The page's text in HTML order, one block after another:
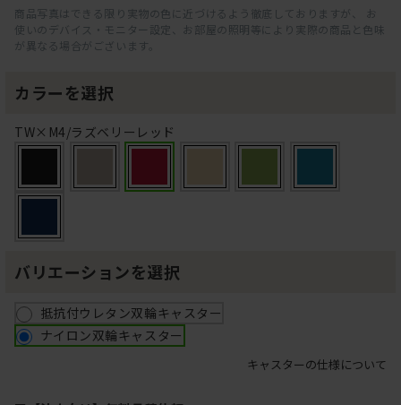
商品写真はできる限り実物の色に近づけるよう徹底しておりますが、 お
使いのデバイス・モニター設定、お部屋の照明等により実際の商品と色味
が異なる場合がございます。
カラーを選択
TW×M4/ラズベリーレッド
バリエーションを選択
抵抗付ウレタン双輪キャスター
ナイロン双輪キャスター
キャスターの仕様について